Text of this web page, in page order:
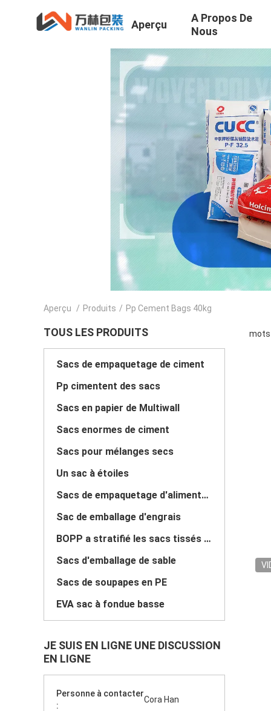
Aperçu
A Propos De
Nous
Aperçu / Produits / Pp Cement Bags 40kg
TOUS LES PRODUITS
Sacs de empaquetage de ciment
Pp cimentent des sacs
Sacs en papier de Multiwall
Sacs enormes de ciment
Sacs pour mélanges secs
Un sac à étoiles
Sacs de empaquetage d'alimentation des animaux
Sac de emballage d'engrais
BOPP a stratifié les sacs tissés par pp
Sacs d'emballage de sable
Sacs de soupapes en PE
EVA sac à fondue basse
JE SUIS EN LIGNE UNE DISCUSSION
EN LIGNE
Personne à contacter
:
Cora Han
mots